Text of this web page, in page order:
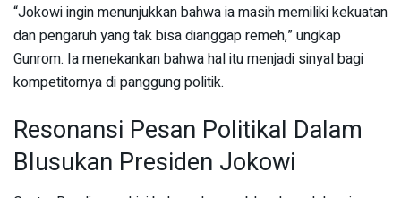
“Jokowi ingin menunjukkan bahwa ia masih memiliki kekuatan
dan pengaruh yang tak bisa dianggap remeh,” ungkap
Gunrom. Ia menekankan bahwa hal itu menjadi sinyal bagi
kompetitornya di panggung politik.
Resonansi Pesan Politikal Dalam
Blusukan Presiden Jokowi